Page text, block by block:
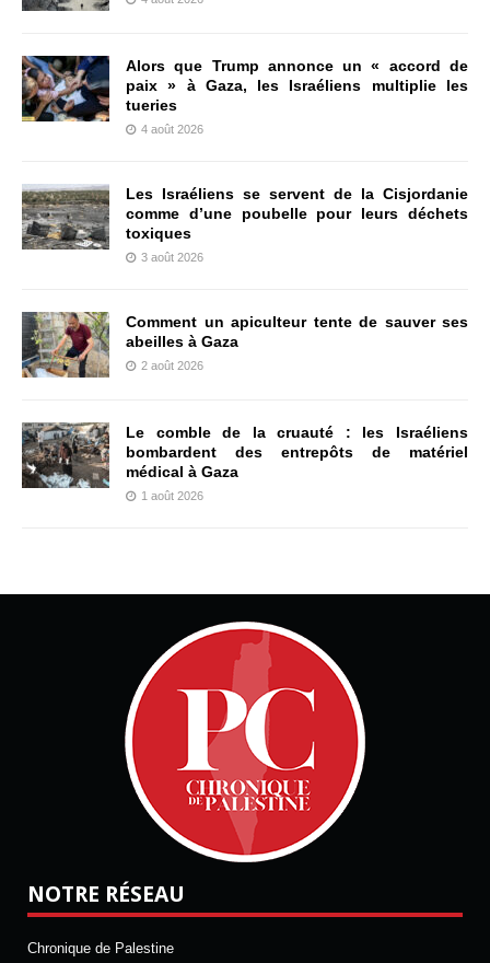
Alors que Trump annonce un « accord de
paix » à Gaza, les Israéliens multiplie les
tueries
4 août 2026
Les Israéliens se servent de la Cisjordanie
comme d’une poubelle pour leurs déchets
toxiques
3 août 2026
Comment un apiculteur tente de sauver ses
abeilles à Gaza
2 août 2026
Le comble de la cruauté : les Israéliens
bombardent des entrepôts de matériel
médical à Gaza
1 août 2026
NOTRE RÉSEAU
Chronique de Palestine